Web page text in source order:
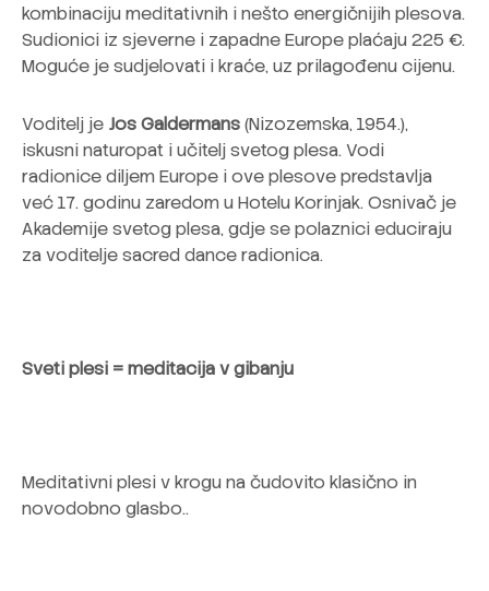
kombinaciju meditativnih i nešto energičnijih plesova.
Sudionici iz sjeverne i zapadne Europe plaćaju 225 €.
Moguće je sudjelovati i kraće, uz prilagođenu cijenu.
Voditelj je Jos Galdermans(Nizozemska, 1954.),
iskusni naturopat i učitelj svetog plesa. Vodi
radionice diljem Europe i ove plesove predstavlja
već 17. godinu zaredom u Hotelu Korinjak. Osnivač je
Akademije svetog plesa, gdje se polaznici educiraju
za voditelje sacred dance radionica.
Sveti plesi = meditacija v gibanju
Meditativni plesi v krogu na čudovito klasično in
novodobno glasbo..